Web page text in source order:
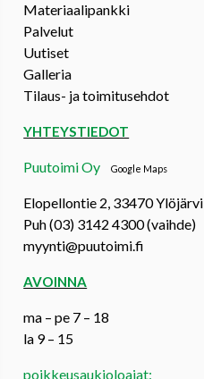
Materiaalipankki
Palvelut
Uutiset
Galleria
Tilaus- ja toimitusehdot
YHTEYSTIEDOT
Puutoimi OyGoogle Maps
Elopellontie 2, 33470 Ylöjärvi
Puh (03) 3142 4300 (vaihde)
myynti@puutoimi.fi
AVOINNA
ma – pe 7 – 18
la 9 – 15
poikkeusaukioloajat: